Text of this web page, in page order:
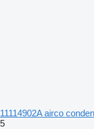
11114902A airco
5